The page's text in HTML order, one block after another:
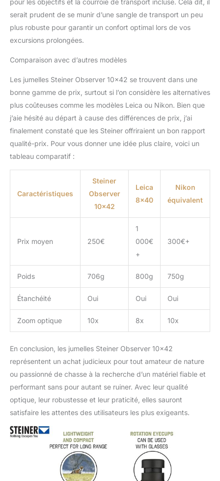
pour les objectifs et la courroie de transport incluse. Cela dit, il
serait prudent de se munir d’une sangle de transport un peu
plus robuste pour garantir un confort optimal lors de vos
excursions prolongées.
Comparaison avec d’autres modèles
Les jumelles Steiner Observer 10×42 se trouvent dans une
bonne gamme de prix, surtout si l’on considère les alternatives
plus coûteuses comme les modèles Leica ou Nikon. Bien que
j’aie hésité au départ à cause des différences de prix, j’ai
finalement constaté que les Steiner offriraient un bon rapport
qualité-prix. Pour vous donner une idée plus claire, voici un
tableau comparatif :
Caractéristiques
Steiner
Observer
10×42
Leica
8×40
Nikon
équivalent
Prix moyen 250€
1
000€
+
300€+
Poids 706g 800g 750g
Étanchéité Oui Oui Oui
Zoom optique 10x 8x 10x
En conclusion, les jumelles Steiner Observer 10×42
représentent un achat judicieux pour tout amateur de nature
ou passionné de chasse à la recherche d’un matériel fiable et
performant sans pour autant se ruiner. Avec leur qualité
optique, leur robustesse et leur praticité, elles sauront
satisfaire les attentes des utilisateurs les plus exigeants.